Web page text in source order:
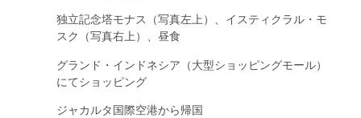
独立記念塔モナス（写真左上）、イスティクラル・モ
スク（写真右上）、昼食
グランド・インドネシア（大型ショッピングモール）
にてショッピング
ジャカルタ国際空港から帰国